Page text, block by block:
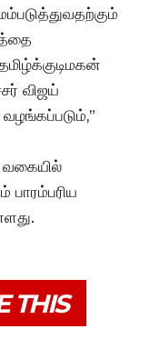
விஜய்
வகையில்
THIS